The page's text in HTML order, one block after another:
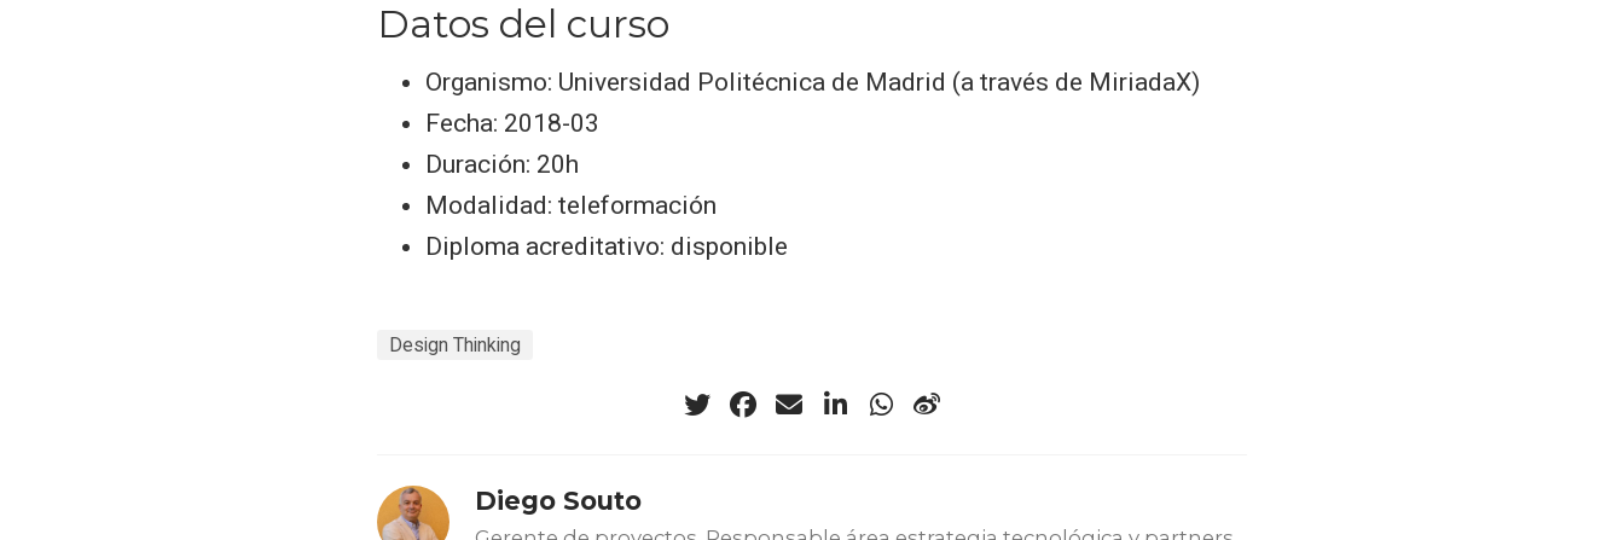
Datos del curso
Organismo: Universidad Politécnica de Madrid (a través de MiriadaX)
Fecha: 2018-03
Duración: 20h
Modalidad: teleformación
Diploma acreditativo: disponible
Design Thinking
Diego Souto